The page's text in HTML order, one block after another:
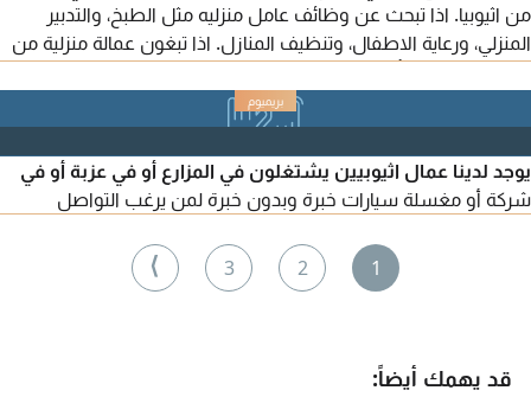
من اثيوبيا. اذا تبحث عن وظائف عامل منزليه مثل الطبخ، والتدبير
المنزلي، ورعاية الاطفال، وتنظيف المنازل. اذا تبغون عمالة منزلية من
يوجد لدينا عمال اثيوبيين يشتغلون في المزارع أو في عزبة أو في
شركة أو مغسلة سيارات خبرة وبدون خبرة لمن يرغب التواصل
1
2
3
⟩
قد يهمك أيضاً: